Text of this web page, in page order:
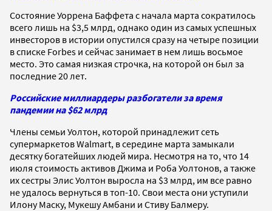
Состояние Уоррена Баффета с начала марта сократилось
всего лишь на $3,5 млрд, однако один из самых успешных
инвесторов в истории опустился сразу на четыре позиции
в списке Forbes и сейчас занимает в нем лишь восьмое
место. Это самая низкая строчка, на которой он был за
последние 20 лет.
Российские миллиардеры разбогатели за время
пандемии на $62 млрд
Члены семьи Уолтон, которой принадлежит сеть
супермаркетов Walmart, в середине марта замыкали
десятку богатейших людей мира. Несмотря на то, что 14
июля стоимость активов Джима и Роба Уолтонов, а также
их сестры Элис Уолтон выросла на $3 млрд, им все равно
не удалось вернуться в топ-10. Свои места они уступили
Илону Маску, Мукешу Амбани и Стиву Балмеру.